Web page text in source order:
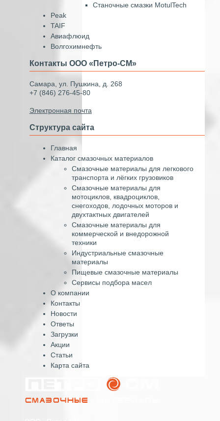
Станочные смазки MotulTech
Peak
TAIF
Авиафлюид
Волгохимнефть
Контакты ООО «Петро-СМ»
Самара, ул. Пушкина, д. 268
+7 (846) 276-45-80
Электронная почта
Структура сайта
Главная
Каталог смазочных материалов
Смазочные материалы для легкового
транспорта и лёгких грузовиков
Смазочные материалы для
мотоциклов, квадроциклов,
снегоходов, лодочных моторов и
двухтактных двигателей
Смазочные материалы для
коммерческой и внедорожной
техники
Индустриальные смазочные
материалы
Пищевые смазочные материалы
Сервисы подбора масел
О компании
Контакты
Новости
Ответы
Загрузки
Акции
Статьи
Карта сайта